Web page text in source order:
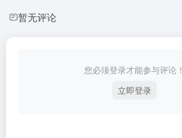
暂无评论
您必须登录才能参与评论！
立即登录